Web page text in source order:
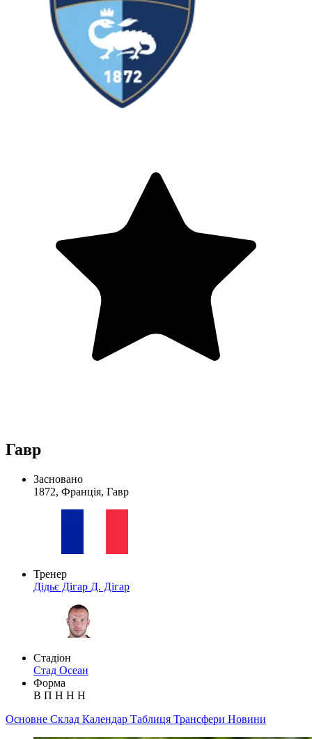
Гавр
Засновано
1872, Франція, Гавр
Тренер
Дідьє Дігар Д. Дігар
Стадіон
Стад Осеан
Форма
В П Н Н Н
Основне Склад Календар Таблиця Трансфери Новини